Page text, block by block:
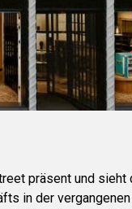
präsent und
in der